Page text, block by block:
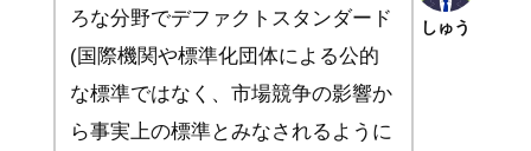
しゅう
ろな分野でデファクトスタンダード
(国際機関や標準化団体による公的
な標準ではなく、市場競争の影響か
ら事実上の標準とみなされるように